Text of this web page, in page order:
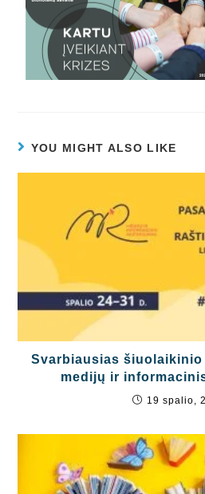
YOU MIGHT ALSO LIKE
Svarbiausias
medijų ir
19 spalio,